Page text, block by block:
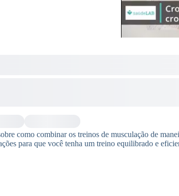
como combinar os treinos de musculação de
para que você tenha um treino equilibrado e